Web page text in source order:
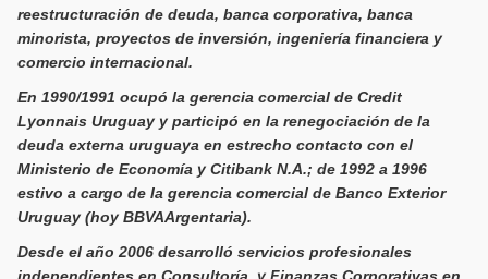
reestructuración de deuda, banca corporativa, banca
minorista, proyectos de inversión, ingeniería financiera y
comercio internacional.
En 1990/1991 ocupó la gerencia comercial de Credit
Lyonnais Uruguay y participó en la renegociación de la
deuda externa uruguaya en estrecho contacto con el
Ministerio de Economía y Citibank N.A.; de 1992 a 1996
estivo a cargo de la gerencia comercial de Banco Exterior
Uruguay (hoy BBVAArgentaria).
Desde el año 2006 desarrolló servicios profesionales